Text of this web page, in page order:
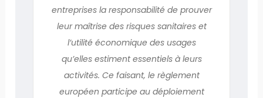
entreprises la responsabilité de prouver
leur maîtrise des risques sanitaires et
l’utilité économique des usages
qu’elles estiment essentiels à leurs
activités. Ce faisant, le règlement
européen participe au déploiement